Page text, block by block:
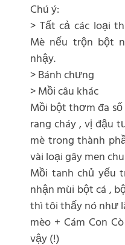
Chú ý:
> Tất cả các loại
Mè nếu trộn bột
nhậy.
> Bánh chưng
> Mồi câu khác
Mồi bột thơm đa
rang cháy , vị đậu
mè trong thành
vài loại gây men
Mồi tanh chủ yếu
nhận mùi bột cá ,
thì tôi thấy nó như
mèo + Cám Con
vậy (!)